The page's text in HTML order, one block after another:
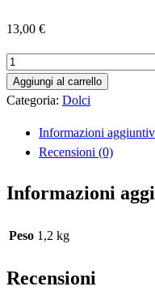
13,00 €
Dulce
de
Leche
quantità
Aggiungi al carrello
Categoria: Dolci
Informazioni
Recensioni (0)
Informazioni
Peso 1,2 kg
Recensioni